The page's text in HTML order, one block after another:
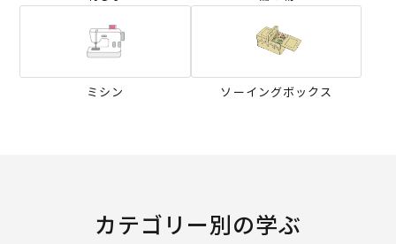
ミシン ソーイングボックス
カテゴリー別の学ぶ